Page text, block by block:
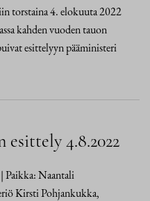
torstaina 4. elokuuta 2022
kahden vuoden tauon
esittelyyn pääministeri
esittely 4.8.2022
Paikka: Naantali
Kirsti Pohjankukka,